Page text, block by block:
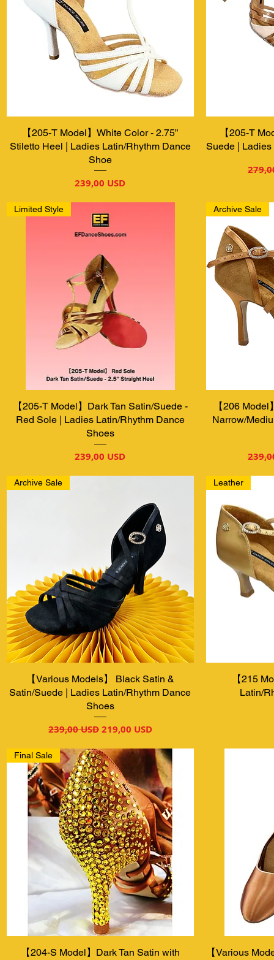
Швидкий перегляд
【205-T Model】White Color - 2.75”
Stiletto Heel | Ladies Latin/Rhythm Dance
Shoe
Ціна
239,00 USD
【205-T
Suede |
Швидкий перегляд
Limited Style
【205-T Model】Dark Tan Satin/Suede -
Red Sole | Ladies Latin/Rhythm Dance
Shoes
Ціна
239,00 USD
Archive Sale
【206
Narrow/
Швидкий перегляд
Archive Sale
【Various Models】 Black Satin &
Satin/Suede | Ladies Latin/Rhythm Dance
Shoes
Звичайна ціна
239,00 USDЗа розпродажем
219,00 USD
Leather
【215
Latin/
Швидкий перегляд
Final Sale
【204-S Model】Dark Tan Satin with 【Various